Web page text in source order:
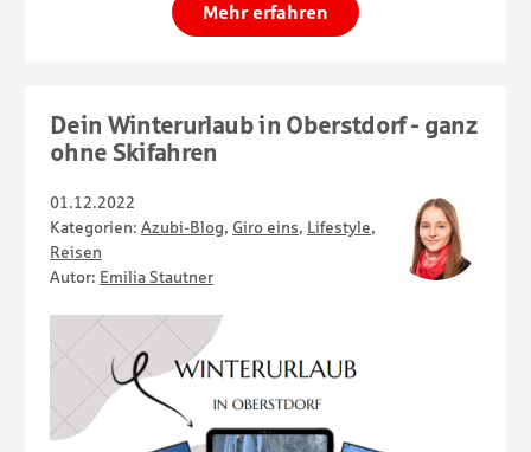
Mehr erfahren
Dein Winterurlaub in Oberstdorf - ganz
ohne Skifahren
01.12.2022
Kategorien: Azubi-Blog, Giro eins, Lifestyle,
Reisen
Autor: Emilia Stautner